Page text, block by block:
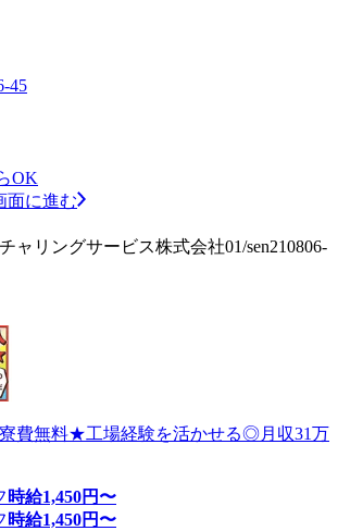
45
OK
面に進む
ャリングサービス株式会社01/sen210806-
寮費無料★工場経験を活かせる◎月収31万
時給1,450円〜
時給1,450円〜